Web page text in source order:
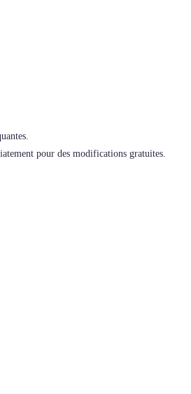
pour des modifications gratuites.